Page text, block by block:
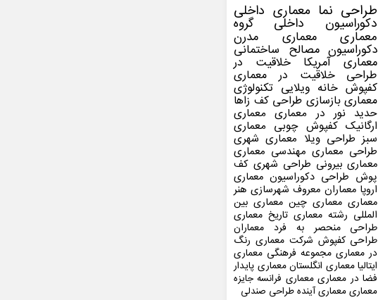
طراحی نما معماری داخلی
دکوراسیون داخلی گروه
معماری معماری مدرن
دکوراسیون مصالح ساختمانی
معماری آمریکا خلاقیت در
طراحی خلاقیت در معماری
کفپوش خانه ویلایی تکنولوژی
معماری بازسازی طراحی کف زاها
حدید نور در معماری معماری
ارگانیک کفپوش چوبی معماری
سبز طراحی ویلا معماری شهری
طراحی معماری مهندسی معماری
معماری بیرونی طراحی شهری کف
پوش طراحی دکوراسیون معماری
اروپا معماران معروف شهرسازی هنر
معماری معماری چین معماری بین
المللی رشته معماری تاریخ معماری
طراحی منحصر به فرد معماران
طراحی کفپوش شرکت معماری رنگ
در معماری مجموعه فرهنگی معماری
ایتالیا معماری انگلستان معماری پایدار
فضا در معماری معماری فرانسه جایزه
معماریمعماری آیندهطراحی صندلی